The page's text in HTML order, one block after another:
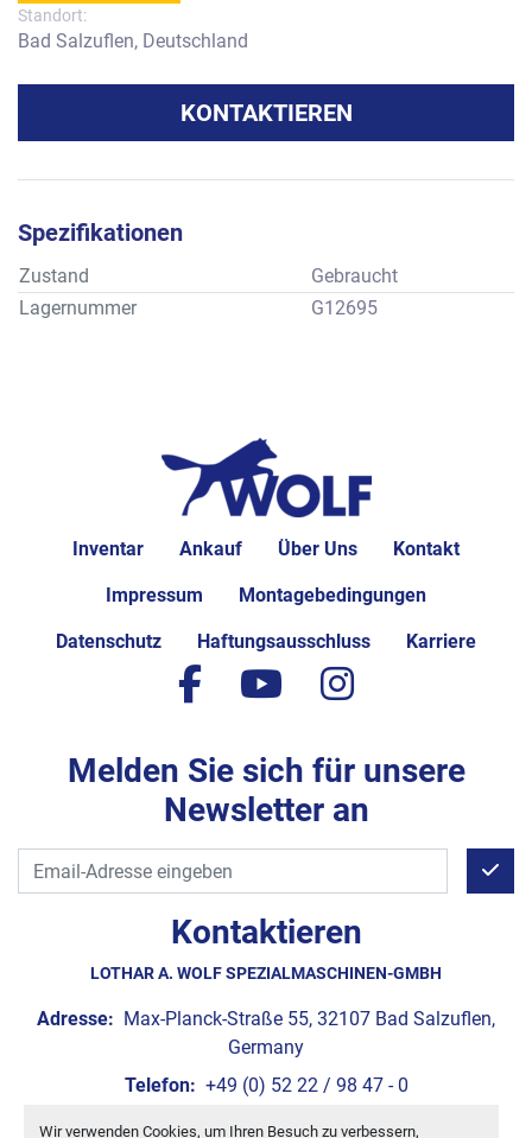
Wir verwenden Cookies, um Ihren Besuch zu verbessern,
Standort:
Bad Salzuflen, Deutschland
KONTAKTIEREN
Spezifikationen
Zustand
Gebraucht
Lagernummer
G12695
Inventar Ankauf Über Uns Kontakt
Impressum Montagebedingungen
Datenschutz Haftungsausschluss Karriere
Kontaktieren
LOTHAR A. WOLF SPEZIALMASCHINEN-GMBH
Adresse: Max-Planck-Straße 55, 32107 Bad Salzuflen,
Germany
Telefon: +49 (0) 52 22 / 98 47 - 0
E-Mail: info@wolf-machines.de
facebook
youtubeinstagram
Melden Sie sich für unsere
Newsletter an